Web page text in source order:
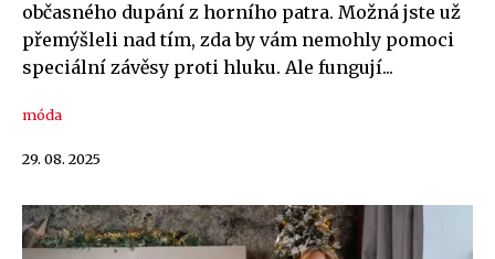
občasného dupání z horního patra. Možná jste už
přemýšleli nad tím, zda by vám nemohly pomoci
speciální závěsy proti hluku. Ale fungují...
móda
29. 08. 2025